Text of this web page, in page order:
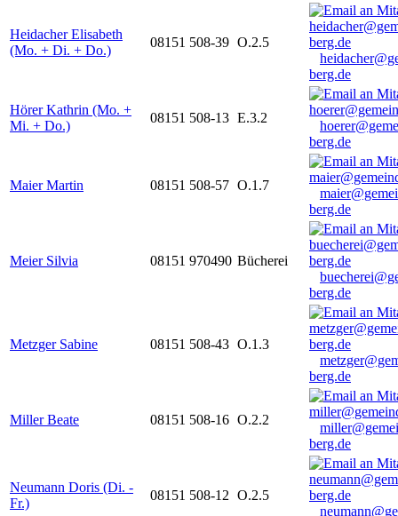
Heidacher Elisabeth
(Mo. + Di. + Do.)
08151 508-39 O.2.5
berg.de
Hörer Kathrin (Mo. +
Mi. + Do.)
08151 508-13 E.3.2
berg.de
Maier Martin 08151 508-57 O.1.7
berg.de
Meier Silvia 08151 970490 Bücherei
berg.de
Metzger Sabine 08151 508-43 O.1.3
berg.de
Miller Beate 08151 508-16 O.2.2
berg.de
Neumann Doris (Di. -
Fr.)
08151 508-12 O.2.5